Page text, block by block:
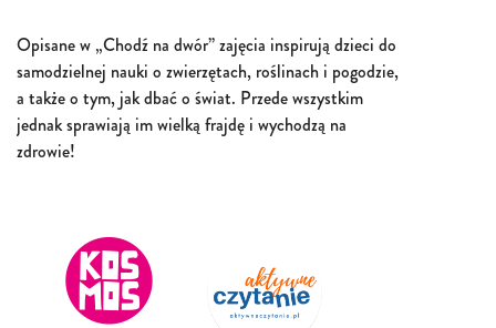
Opisane w „Chodź na dwór” zajęcia inspirują dzieci do
samodzielnej nauki o zwierzętach, roślinach i pogodzie,
a także o tym, jak dbać o świat. Przede wszystkim
jednak sprawiają im wielką frajdę i wychodzą na
zdrowie!